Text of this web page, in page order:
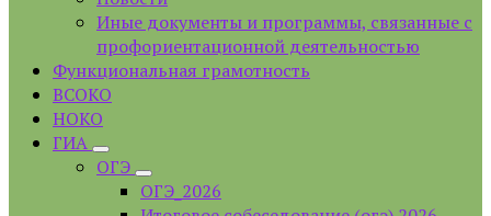
Иные документы и программы, связанные с
профориентационной деятельностью
Функциональная грамотность
ВСОКО
НОКО
ГИА
ОГЭ
ОГЭ_2026